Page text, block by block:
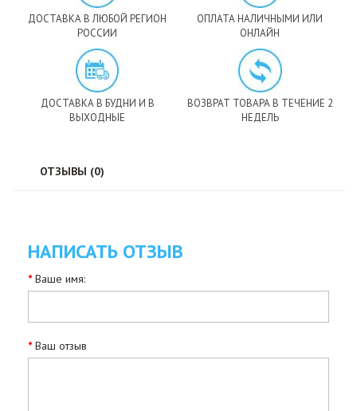
ДОСТАВКА В ЛЮБОЙ РЕГИОН
РОССИИ
ОПЛАТА НАЛИЧНЫМИ ИЛИ
ОНЛАЙН
ДОСТАВКА В БУДНИ И В
ВЫХОДНЫЕ
ВОЗВРАТ ТОВАРА В ТЕЧЕНИЕ 2
НЕДЕЛЬ
ОТЗЫВЫ (0)
НАПИСАТЬ ОТЗЫВ
Ваше имя:
Ваш отзыв